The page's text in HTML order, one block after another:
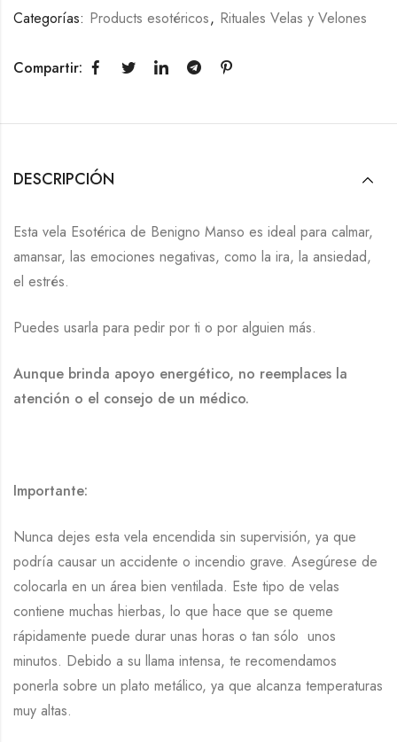
Categorías: Products esotéricos, Rituales Velas y Velones
Compartir:
DESCRIPCIÓN
Esta vela Esotérica de Benigno Manso es ideal para calmar,
amansar, las emociones negativas, como la ira, la ansiedad,
el estrés.
Puedes usarla para pedir por ti o por alguien más.
Aunque brinda apoyo energético, no reemplaces la
atención o el consejo de un médico.
Importante:
Nunca dejes esta vela encendida sin supervisión, ya que
podría causar un accidente o incendio grave. Asegúrese de
colocarla en un área bien ventilada. Este tipo de velas
contiene muchas hierbas, lo que hace que se queme
rápidamente puede durar unas horas o tan sólo unos
minutos. Debido a su llama intensa, te recomendamos
ponerla sobre un plato metálico, ya que alcanza temperaturas
muy altas.